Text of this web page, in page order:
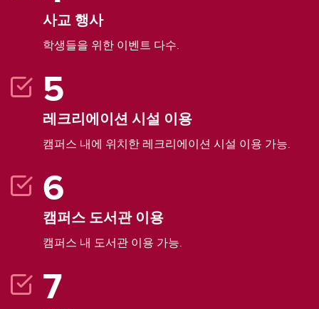
사교 행사
학생들을 위한 이벤트 다수.
레크리에이션 시설 이용
캠퍼스 내에 위치한 레크리에이션 시설 이용 가능.
캠퍼스 도서관 이용
캠퍼스 내 도서관 이용 가능.